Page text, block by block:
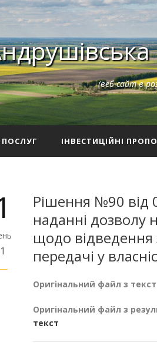
(веб-сайт в
ІНВЕСТИЦІЙНІ
Рішення №90 від
наданні дозволу
щодо відведення
передачі у
Оригінальний файл з
Оригінальний файл з
текст